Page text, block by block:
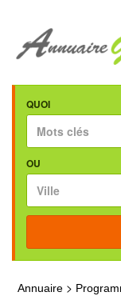
QUOI
OU
Annuaire >